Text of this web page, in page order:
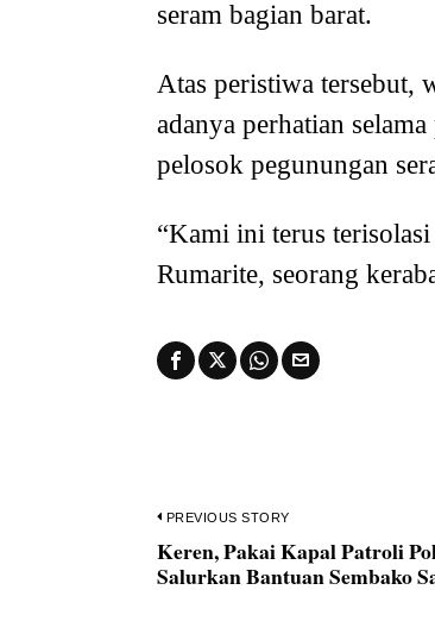
seram bagian barat.
Atas peristiwa tersebut,
adanya perhatian
pelosok pegunungan
“Kami ini terus
Rumarite, seorang
Navigasi
pos
PREVIOUS STORY
Previous
post:
Keren, Pakai Kapal Patroli
Salurkan Bantuan Sembako